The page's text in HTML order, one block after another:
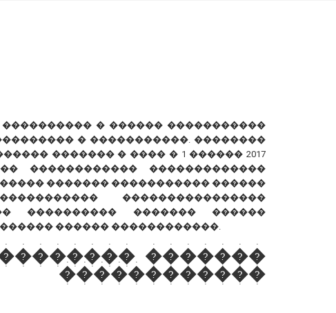
� ������ �����������
� �����������. ��������
������� � ���� � 1 ������ 2017
������������ �������������
������� ����������� ������
����������������
���������� ������� ������
������ ������������.
�������